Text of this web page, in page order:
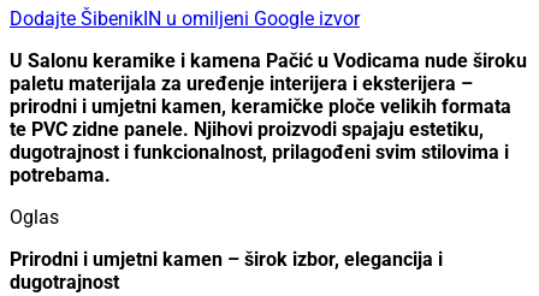
Dodajte ŠibenikIN u omiljeni Google izvor
U Salonu keramike i kamena Pačić u Vodicama nude široku
paletu materijala za uređenje interijera i eksterijera –
prirodni i umjetni kamen, keramičke ploče velikih formata
te PVC zidne panele. Njihovi proizvodi spajaju estetiku,
dugotrajnost i funkcionalnost, prilagođeni svim stilovima i
potrebama.
Oglas
Prirodni i umjetni kamen – širok izbor, elegancija i
dugotrajnost